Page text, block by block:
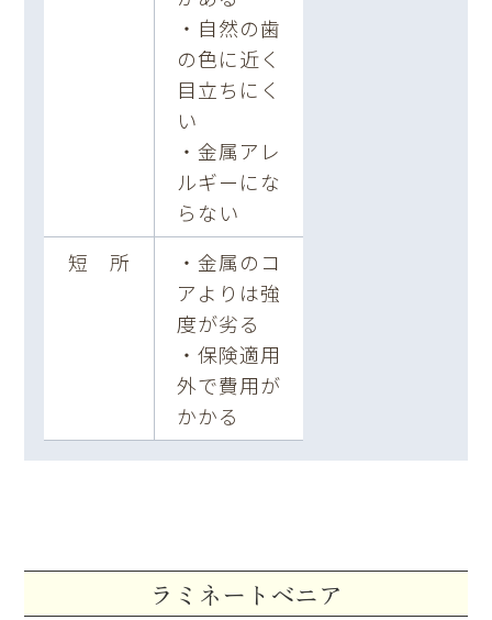
・自然の歯
の色に近く
目立ちにく
い
・金属アレ
ルギーにな
らない
短 所
・金属のコ
アよりは強
度が劣る
・保険適用
外で費用が
かかる
ラミネートベニア